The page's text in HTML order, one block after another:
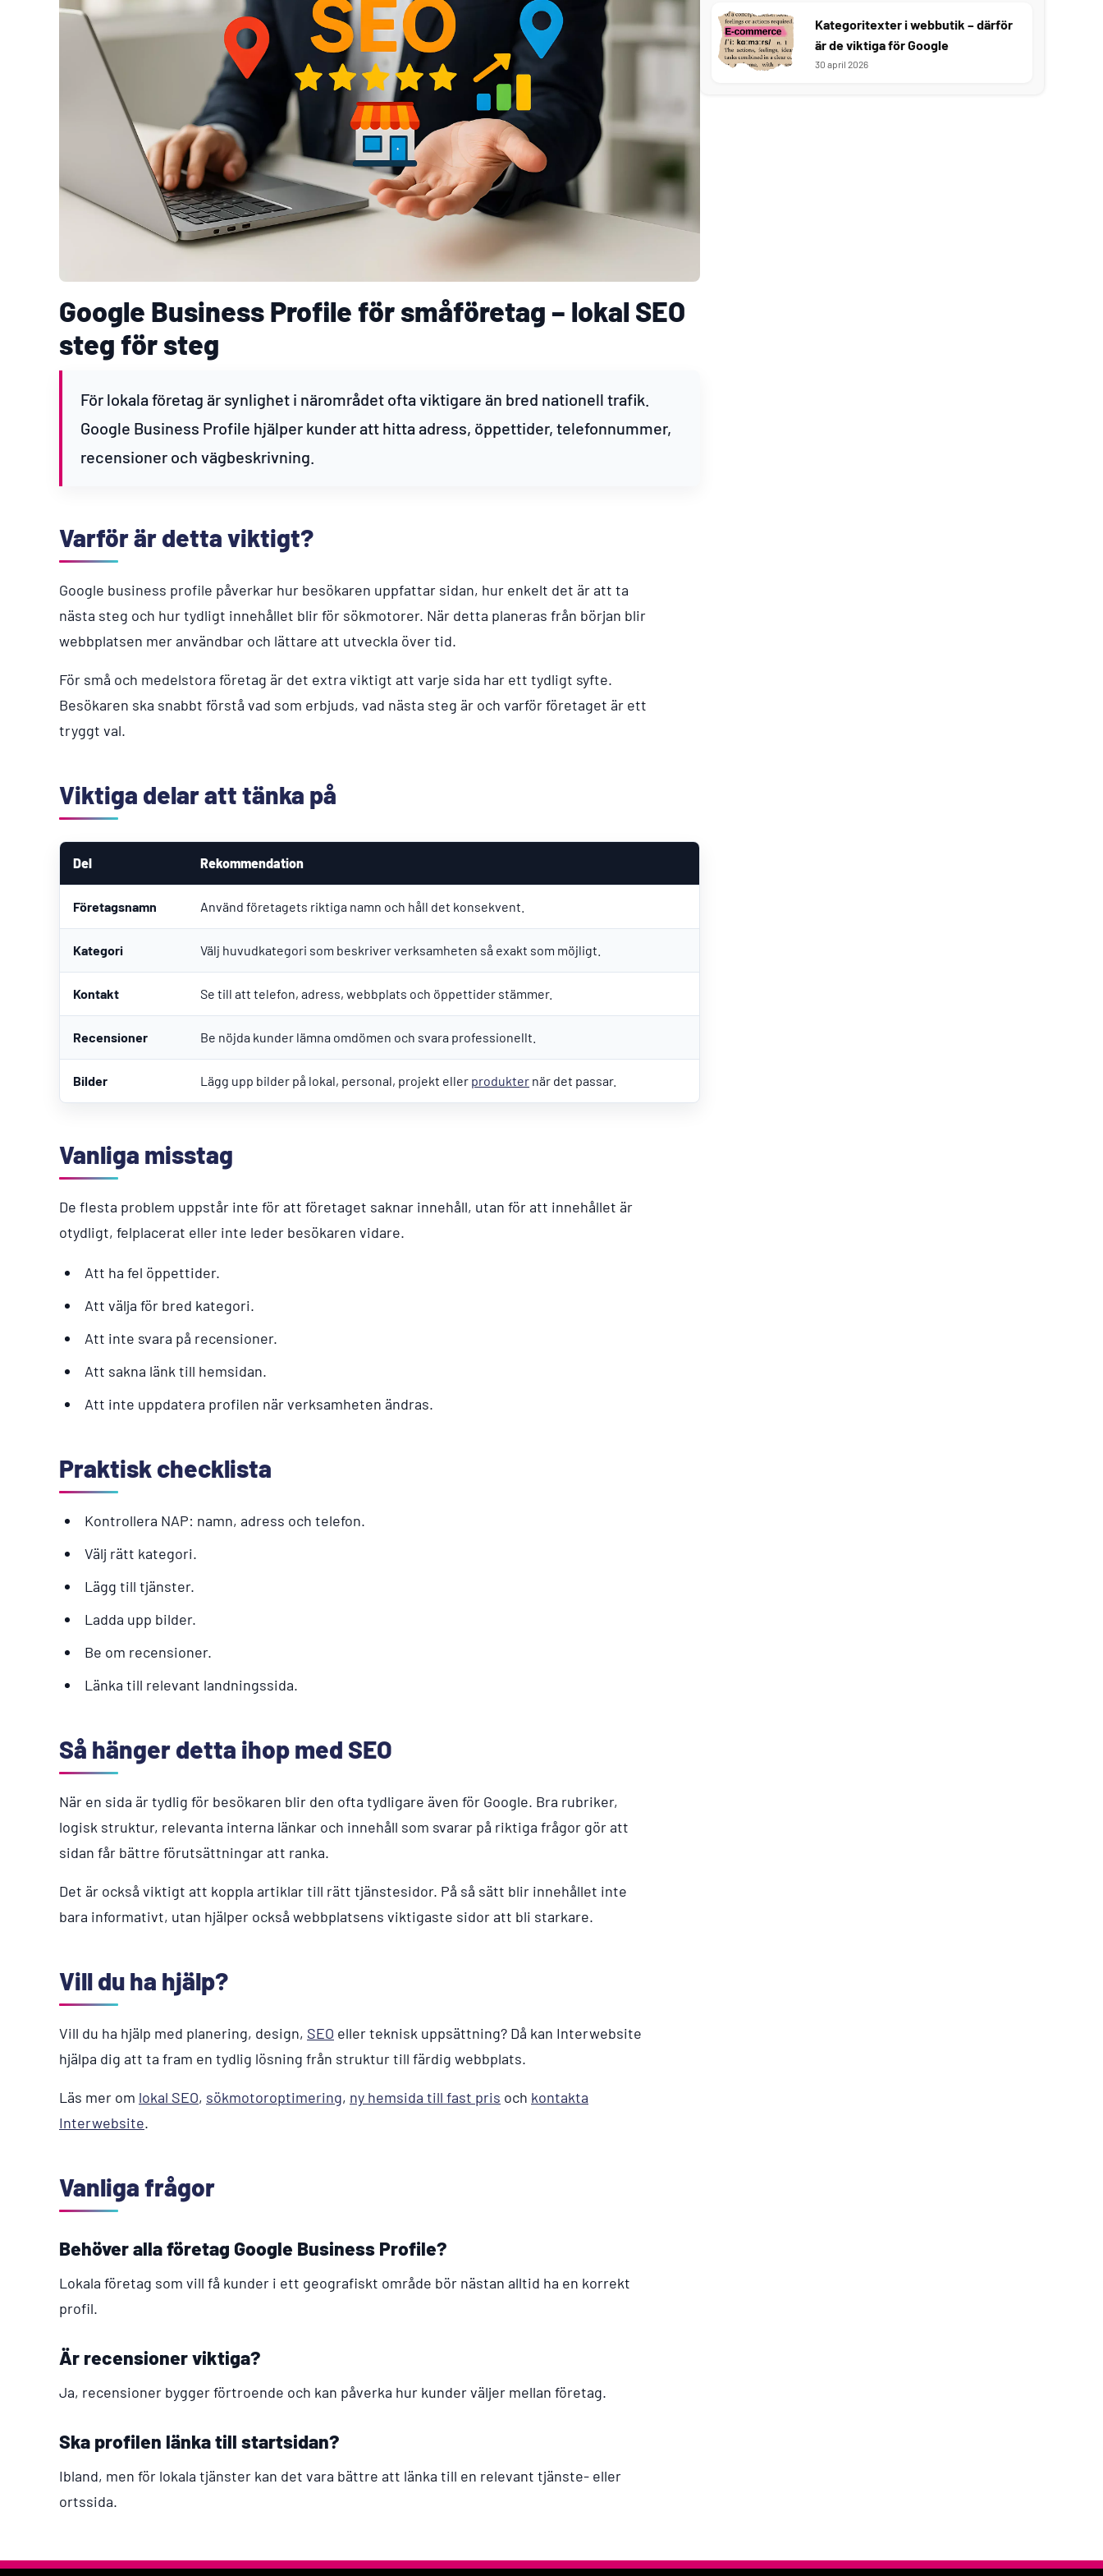
Google Business Profile för småföretag – lokal SEO
steg för steg
För lokala företag är synlighet i närområdet ofta viktigare än bred nationell trafik.
Google Business Profile hjälper kunder att hitta adress, öppettider, telefonnummer,
recensioner och vägbeskrivning.
Varför är detta viktigt?
Google business profile påverkar hur besökaren uppfattar sidan, hur enkelt det är att ta
nästa steg och hur tydligt innehållet blir för sökmotorer. När detta planeras från början blir
webbplatsen mer användbar och lättare att utveckla över tid.
För små och medelstora företag är det extra viktigt att varje sida har ett tydligt syfte.
Besökaren ska snabbt förstå vad som erbjuds, vad nästa steg är och varför företaget är ett
tryggt val.
Viktiga delar att tänka på
Del Rekommendation
Företagsnamn Använd företagets riktiga namn och håll det konsekvent.
Kategori Välj huvudkategori som beskriver verksamheten så exakt som möjligt.
Kontakt Se till att telefon, adress, webbplats och öppettider stämmer.
Recensioner Be nöjda kunder lämna omdömen och svara professionellt.
Bilder Lägg upp bilder på lokal, personal, projekt eller produkter när det passar.
Vanliga misstag
De flesta problem uppstår inte för att företaget saknar innehåll, utan för att innehållet är
otydligt, felplacerat eller inte leder besökaren vidare.
Att ha fel öppettider.
Att välja för bred kategori.
Att inte svara på recensioner.
Att sakna länk till hemsidan.
Att inte uppdatera profilen när verksamheten ändras.
Praktisk checklista
Kontrollera NAP: namn, adress och telefon.
Välj rätt kategori.
Lägg till tjänster.
Ladda upp bilder.
Be om recensioner.
Länka till relevant landningssida.
Så hänger detta ihop med SEO
När en sida är tydlig för besökaren blir den ofta tydligare även för Google. Bra rubriker,
logisk struktur, relevanta interna länkar och innehåll som svarar på riktiga frågor gör att
sidan får bättre förutsättningar att ranka.
Det är också viktigt att koppla artiklar till rätt tjänstesidor. På så sätt blir innehållet inte
bara informativt, utan hjälper också webbplatsens viktigaste sidor att bli starkare.
Vill du ha hjälp?
Vill du ha hjälp med planering, design, SEO eller teknisk uppsättning? Då kan Interwebsite
hjälpa dig att ta fram en tydlig lösning från struktur till färdig webbplats.
Läs mer om lokal SEO, sökmotoroptimering, ny hemsida till fast pris och kontakta
Interwebsite.
Vanliga frågor
Behöver alla företag Google Business Profile?
Lokala företag som vill få kunder i ett geografiskt område bör nästan alltid ha en korrekt
profil.
Är recensioner viktiga?
Ja, recensioner bygger förtroende och kan påverka hur kunder väljer mellan företag.
Ska profilen länka till startsidan?
Ibland, men för lokala tjänster kan det vara bättre att länka till en relevant tjänste- eller
ortssida.
Kategoritexter i webbutik – därför
är de viktiga för Google
30 april 2026